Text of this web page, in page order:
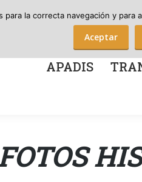
APADIS
la correcta navegación y
Aceptar